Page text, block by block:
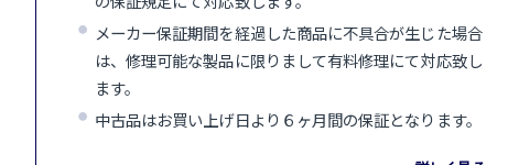
メーカー保証期間を経過した商品に不具合が生じた場合
は、修理可能な製品に限りまして有料修理にて対応致し
ます。
中古品はお買い上げ日より６ヶ月間の保証となります。